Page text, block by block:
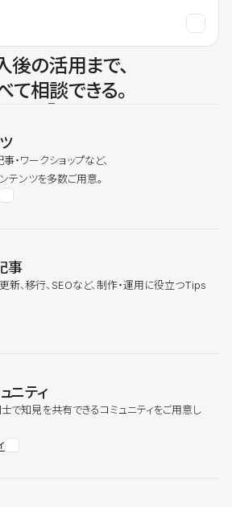
後の活用まで、
て相談できる。
・ワークショップなど、
テンツを多数ご用意。
事
新、移行、SEOなど、制作・運用に役立つTips
ニティ
で知見を共有できるコミュニティをご用意し